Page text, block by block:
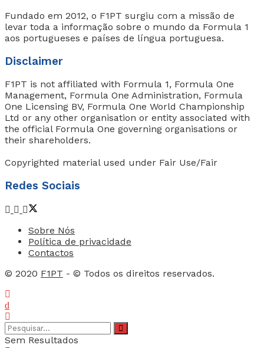
Fundado em 2012, o F1PT surgiu com a missão de
levar toda a informação sobre o mundo da Formula 1
aos portugueses e países de língua portuguesa.
Disclaimer
F1PT is not affiliated with Formula 1, Formula One
Management, Formula One Administration, Formula
One Licensing BV, Formula One World Championship
Ltd or any other organisation or entity associated with
the official Formula One governing organisations or
their shareholders.
Copyrighted material used under Fair Use/Fair
Redes Sociais
Sobre Nós
Política de privacidade
Contactos
© 2020 F1PT - © Todos os direitos reservados.
Sem Resultados